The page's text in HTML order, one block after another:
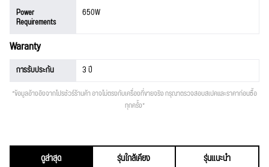
Power
Requirements
650W
Waranty
การรับประกัน 3 ปี
*ข้อมูลอ้างอิงจากโปรชัวร์ร้านค้า อาจไม่ตรงกับเครื่องที่ขายจริง กรุณาตรวจสอบสเปคและราคาก่อนซื้อ
ทุกครั้ง*
ดูล่าสุด รุ่นใกล้เคียง รุ่นแนะนำ